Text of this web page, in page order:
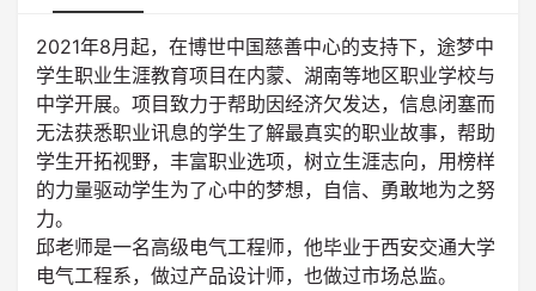
2021年8月起，在博世中国慈善中心的支持下，途梦中
学生职业生涯教育项目在内蒙、湖南等地区职业学校与
中学开展。项目致力于帮助因经济欠发达，信息闭塞而
无法获悉职业讯息的学生了解最真实的职业故事，帮助
学生开拓视野，丰富职业选项，树立生涯志向，用榜样
的力量驱动学生为了心中的梦想，自信、勇敢地为之努
力。
邱老师是一名高级电气工程师，他毕业于西安交通大学
电气工程系，做过产品设计师，也做过市场总监。